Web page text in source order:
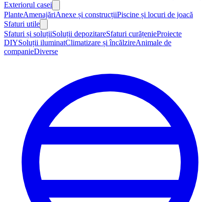
Exteriorul casei
PlanteAmenajăriAnexe și construcțiiPiscine și locuri de joacă
Sfaturi utile
Sfaturi și soluțiiSoluții depozitareSfaturi curățenieProiecte
DIYSoluții iluminatClimatizare și încălzireAnimale de
companieDiverse